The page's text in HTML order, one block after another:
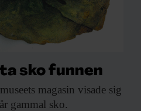
sko funnen
museets magasin visade sig
gammal sko.